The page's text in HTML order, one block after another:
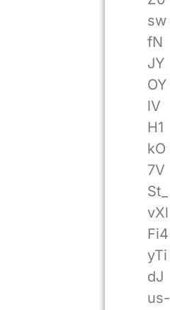
sw
fN
JY
OY
lV
H1
kO
7V
St_
vXl
Fi4
yTi
dJ
us-